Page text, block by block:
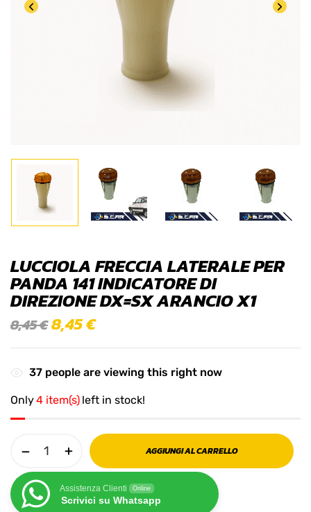
LUCCIOLA FRECCIA LATERALE PER
PANDA 141 INDICATORE DI
DIREZIONE DX=SX ARANCIO X1
8,45€8,45€
37 people are viewing this right now
Only4 item(s) left in stock!
AGGIUNGI AL CARRELLO
Assistenza Clienti Online
Scrivici su Whatsapp